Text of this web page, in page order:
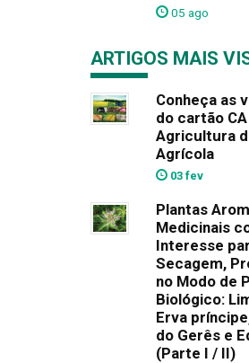
05 ago
ARTIGOS MAIS
Conheça as
do cartão CA
Agricultura
Agrícola
03 fev
Plantas
Medicinais
Interesse
Secagem,
no Modo de
Biológico:
Erva
do Gerês e
(Parte I / II)